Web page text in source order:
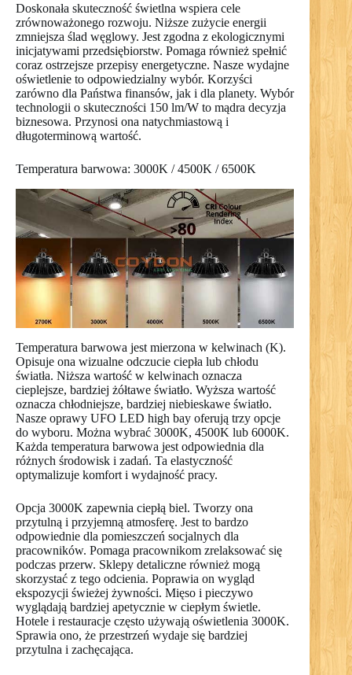
Doskonała skuteczność świetlna wspiera cele
zrównoważonego rozwoju. Niższe zużycie energii
zmniejsza ślad węglowy. Jest zgodna z ekologicznymi
inicjatywami przedsiębiorstw. Pomaga również spełnić
coraz ostrzejsze przepisy energetyczne. Nasze wydajne
oświetlenie to odpowiedzialny wybór. Korzyści
zarówno dla Państwa finansów, jak i dla planety. Wybór
technologii o skuteczności 150 lm/W to mądra decyzja
biznesowa. Przynosi ona natychmiastową i
długoterminową wartość.
Temperatura barwowa: 3000K / 4500K / 6500K
Temperatura barwowa jest mierzona w kelwinach (K).
Opisuje ona wizualne odczucie ciepła lub chłodu
światła. Niższa wartość w kelwinach oznacza
cieplejsze, bardziej żółtawe światło. Wyższa wartość
oznacza chłodniejsze, bardziej niebieskawe światło.
Nasze oprawy UFO LED high bay oferują trzy opcje
do wyboru. Można wybrać 3000K, 4500K lub 6000K.
Każda temperatura barwowa jest odpowiednia dla
różnych środowisk i zadań. Ta elastyczność
optymalizuje komfort i wydajność pracy.
Opcja 3000K zapewnia ciepłą biel. Tworzy ona
przytulną i przyjemną atmosferę. Jest to bardzo
odpowiednie dla pomieszczeń socjalnych dla
pracowników. Pomaga pracownikom zrelaksować się
podczas przerw. Sklepy detaliczne również mogą
skorzystać z tego odcienia. Poprawia on wygląd
ekspozycji świeżej żywności. Mięso i pieczywo
wyglądają bardziej apetycznie w ciepłym świetle.
Hotele i restauracje często używają oświetlenia 3000K.
Sprawia ono, że przestrzeń wydaje się bardziej
przytulna i zachęcająca.